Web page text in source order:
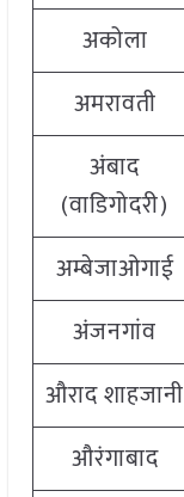
अकोला
अमरावती
अंबाद
(वाडिगोदरी)
अम्बेजाओगाई
अंजनगांव
औराद शाहजानी
औरंगाबाद